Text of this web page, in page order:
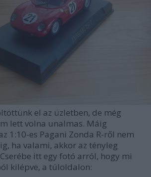
el az üzletben, de még
lett volna unalmas. Máig
1:10-es Pagani Zonda R-ről nem
ha valami, akkor az tényleg
itt egy fotó arról, hogy mi
kilépve, a túloldalon: